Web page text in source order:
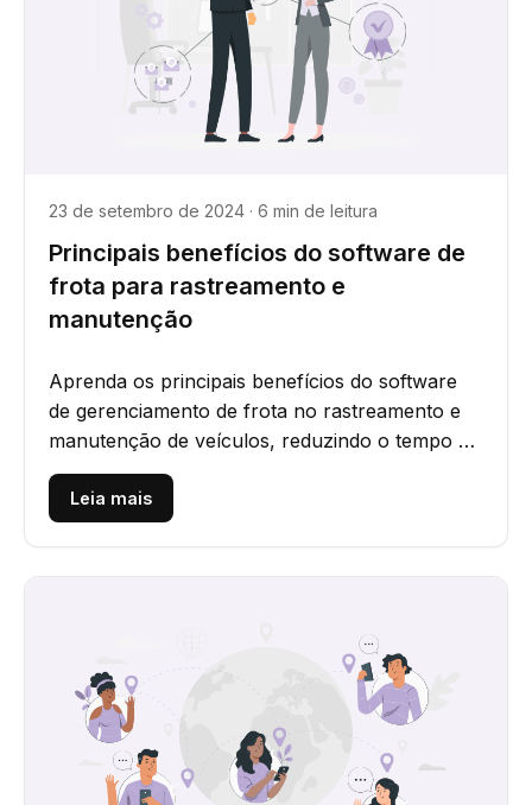
23 de setembro de 2024 · 6 min de leitura
Principais benefícios do software de
frota para rastreamento e
manutenção
Aprenda os principais benefícios do software
de gerenciamento de frota no rastreamento e
manutenção de veículos, reduzindo o tempo de
inatividade, melhorando a...
Leia mais